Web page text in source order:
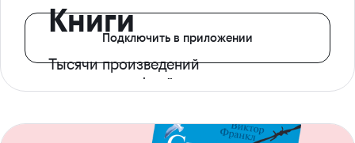
Книги
Тысячи произведений
с доступом офлайн
Подключить в приложении